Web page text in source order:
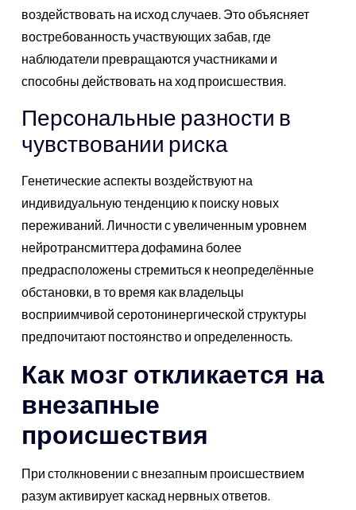
воздействовать на исход случаев. Это объясняет
востребованность участвующих забав, где
наблюдатели превращаются участниками и
способны действовать на ход происшествия.
Персональные разности в
чувствовании риска
Генетические аспекты воздействуют на
индивидуальную тенденцию к поиску новых
переживаний. Личности с увеличенным уровнем
нейротрансмиттера дофамина более
предрасположены стремиться к неопределённые
обстановки, в то время как владельцы
восприимчивой серотонинергической структуры
предпочитают постоянство и определенность.
Как мозг откликается на
внезапные
происшествия
При столкновении с внезапным происшествием
разум активирует каскад нервных ответов.